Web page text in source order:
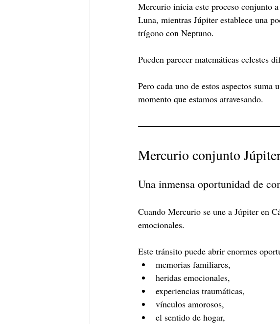
Mercurio inicia este proceso conjunto
Luna, mientras Júpiter establece una
trígono con Neptuno.
Pueden parecer matemáticas celestes
Pero cada uno de estos aspectos
momento que estamos atravesando.
Mercurio conjunto
Una inmensa oportunidad de
Cuando Mercurio se une a Júpiter en
emocionales.
Este tránsito puede abrir enormes
memorias familiares,
heridas emocionales,
experiencias traumáticas,
vínculos amorosos,
el sentido de hogar,